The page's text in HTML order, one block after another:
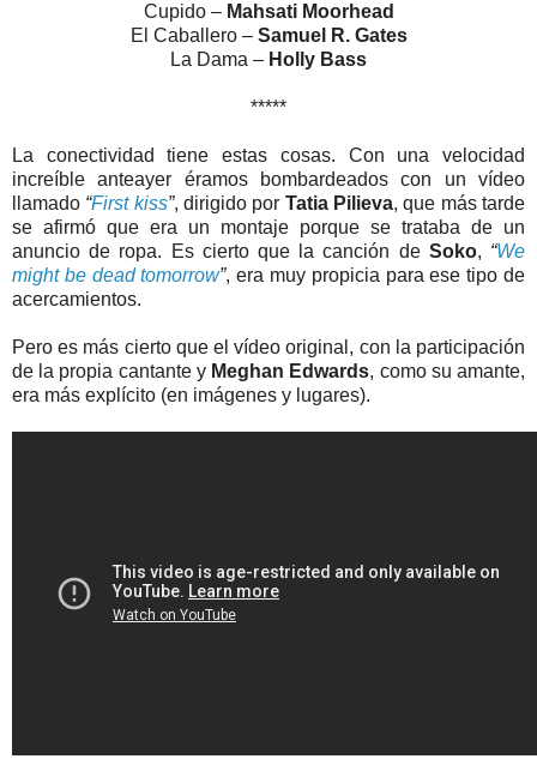
Cupido – Mahsati Moorhead
El Caballero – Samuel R. Gates
La Dama – Holly Bass
*****
La conectividad tiene estas cosas. Con una velocidad
increíble anteayer éramos bombardeados con un vídeo
llamado “First kiss”, dirigido por Tatia Pilieva, que más tarde
se afirmó que era un montaje porque se trataba de un
anuncio de ropa. Es cierto que la canción de Soko, “We
might be dead tomorrow”, era muy propicia para ese tipo de
acercamientos.
Pero es más cierto que el vídeo original, con la participación
de la propia cantante y Meghan Edwards, como su amante,
era más explícito (en imágenes y lugares).